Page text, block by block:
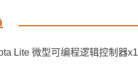
Lite 微型可编程逻辑控制器x1